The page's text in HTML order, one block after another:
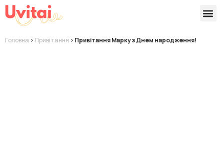
Головна > Привітання > Привітання Марку з Днем народження!